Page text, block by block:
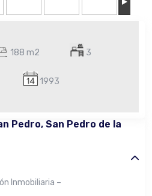
188 m2 3
1993
Pedro, San Pedro de la
Inmobiliaria –